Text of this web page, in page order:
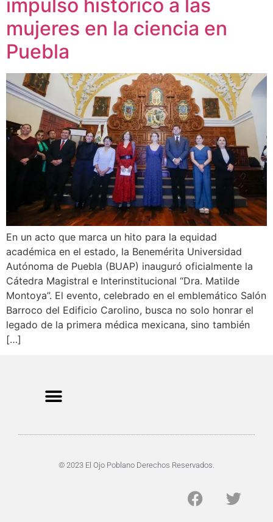
impulso histórico a las
mujeres en la ciencia en
Puebla
En un acto que marca un hito para la equidad
académica en el estado, la Benemérita Universidad
Autónoma de Puebla (BUAP) inauguró oficialmente la
Cátedra Magistral e Interinstitucional “Dra. Matilde
Montoya”. El evento, celebrado en el emblemático Salón
Barroco del Edificio Carolino, busca no solo honrar el
legado de la primera médica mexicana, sino también
[…]
© 2023 El Ojo Poblano Derechos Reservados.